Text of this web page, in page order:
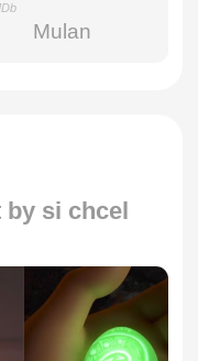
Mulan
si chcel